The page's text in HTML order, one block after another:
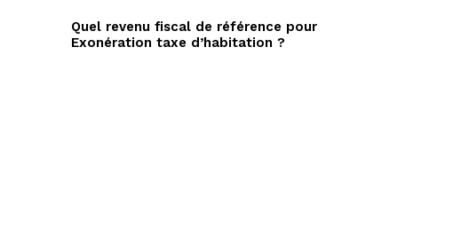
Quel revenu fiscal de référence pour
Exonération taxe d’habitation ?